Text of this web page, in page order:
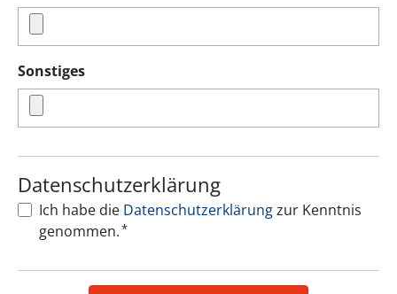
Sonstiges
Datenschutzerklärung
Ich habe die Datenschutzerklärungzur Kenntnis
genommen.*